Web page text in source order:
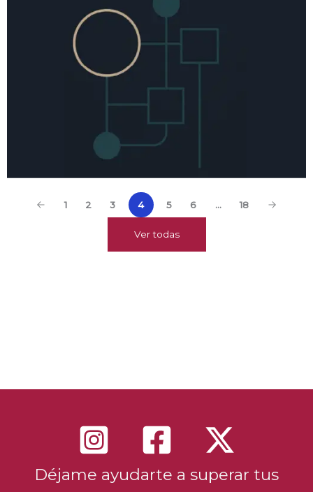
1 2 3 4 5 6 … 18
Ver todas
Déjame ayudarte a superar tus